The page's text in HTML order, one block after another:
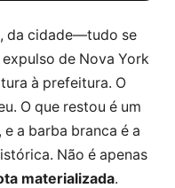
da cidade—tudo se
de Nova York
à prefeitura. O
O que restou é um
a barba branca é a
Não é apenas
materializada.